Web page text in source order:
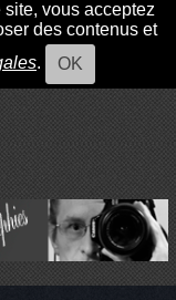
vous acceptez
des contenus et
. OK